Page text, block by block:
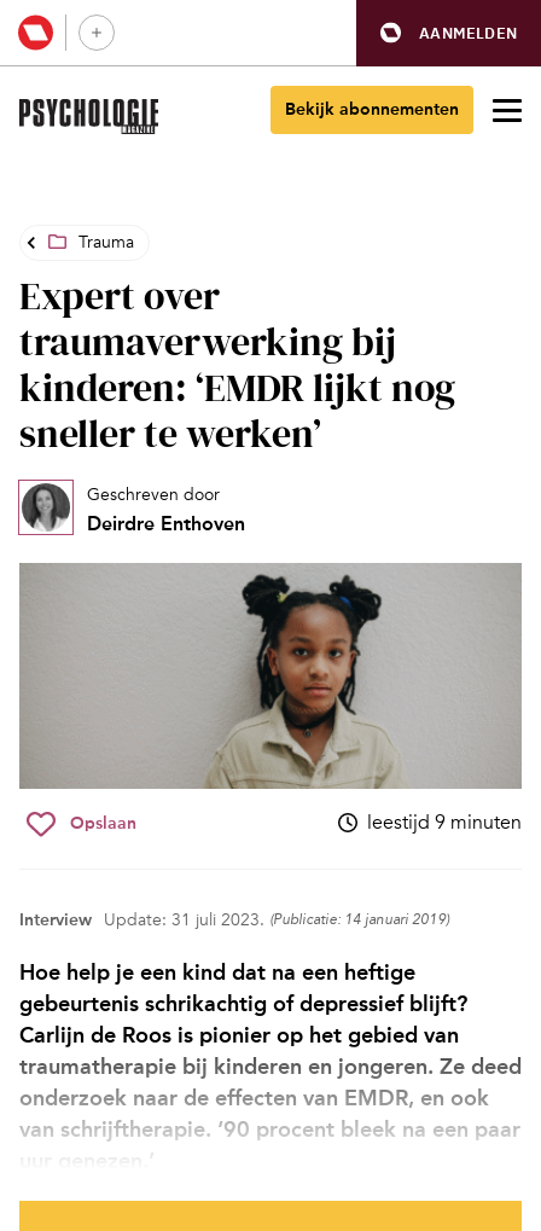
AANMELDEN
Bekijk abonnementen
Trauma
Expert over
traumaverwerking bij
kinderen: ‘EMDR lijkt nog
sneller te werken’
Geschreven door
Deirdre Enthoven
Opslaan leestijd 9 minuten
Interview Update: 31 juli 2023. (Publicatie: 14 januari 2019)
Hoe help je een kind dat na een heftige
gebeurtenis schrikachtig of depressief blijft?
Carlijn de Roos is pionier op het gebied van
traumatherapie bij kinderen en jongeren. Ze deed
onderzoek naar de effecten van EMDR, en ook
van schrijftherapie. ‘90 procent bleek na een paar
uur genezen.’